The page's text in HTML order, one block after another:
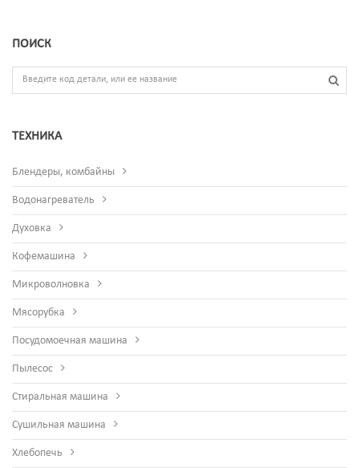
ПОИСК
ТЕХНИКА
Блендеры, комбайны
Водонагреватель
Духовка
Кофемашина
Микроволновка
Мясорубка
Посудомоечная машина
Пылесос
Стиральная машина
Сушильная машина
Хлебопечь